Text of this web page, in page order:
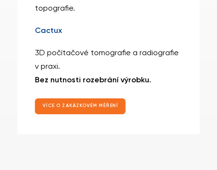
topografie.
Cactux
3D počítačové tomografie a radiografie
v praxi.
Bez nutnosti rozebrání výrobku.
VÍCE O ZAKÁZKOVÉM MĚŘENÍ